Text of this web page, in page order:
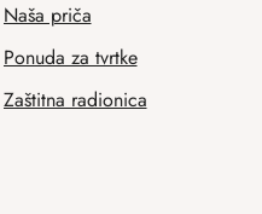
Naša priča
Ponuda za tvrtke
Zaštitna radionica